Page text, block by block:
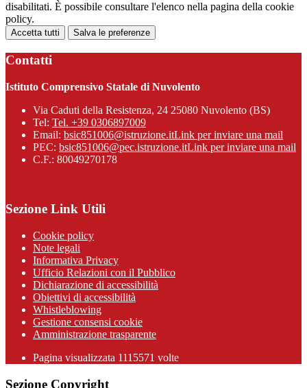
disabilitati. È possibile consultare l'elenco nella pagina della cookie
policy.
Accetta tutti Salva le preferenze
Contatti
Istituto Comprensivo Statale di Nuvolento
Via Caduti della Resistenza, 24 25080 Nuvolento (BS)
Tel: Tel. +39 0306897009
Email: bsic851006@istruzione.itLink per inviare una mail
PEC: bsic851006@pec.istruzione.itLink per inviare una mail
C.F.: 80049270178
Sezione Link Utili
Cookie policy
Note legali
Informativa Privacy
Ufficio Relazioni con il Pubblico
Dichiarazione di accessibilità
Obiettivi di accessibilità
Whistleblowing
Gestione consensi cookie
Amministrazione trasparente
Pagina visualizzata 1115571 volte
Sezione Copyright